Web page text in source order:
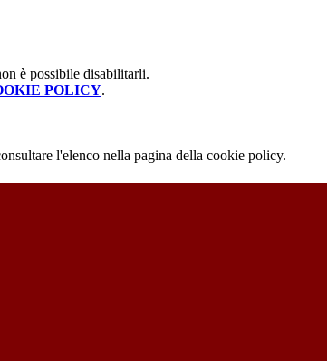
è possibile disabilitarli.
POLICY.
l'elenco nella pagina della cookie policy.